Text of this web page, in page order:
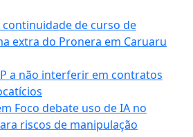
de curso de
extra do Pronera em Caruaru
a não interferir em contratos
Foco debate uso de IA no
riscos de manipulação